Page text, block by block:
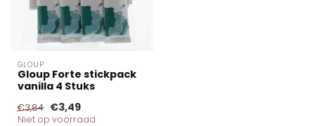
GLOUP
Gloup Forte stickpack
vanilla 4 Stuks
€3,84 €3,49
Niet op voorraad